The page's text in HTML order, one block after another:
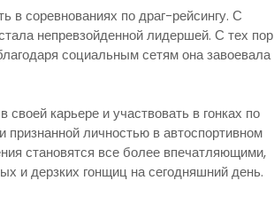
в соревнованиях по драг-рейсингу. С
непревзойденной лидершей. С тех пор
социальным сетям она завоевала
своей карьере и участвовать в гонках по
личностью в автоспортивном
становятся все более впечатляющими,
и дерзких гонщиц на сегодняшний день.